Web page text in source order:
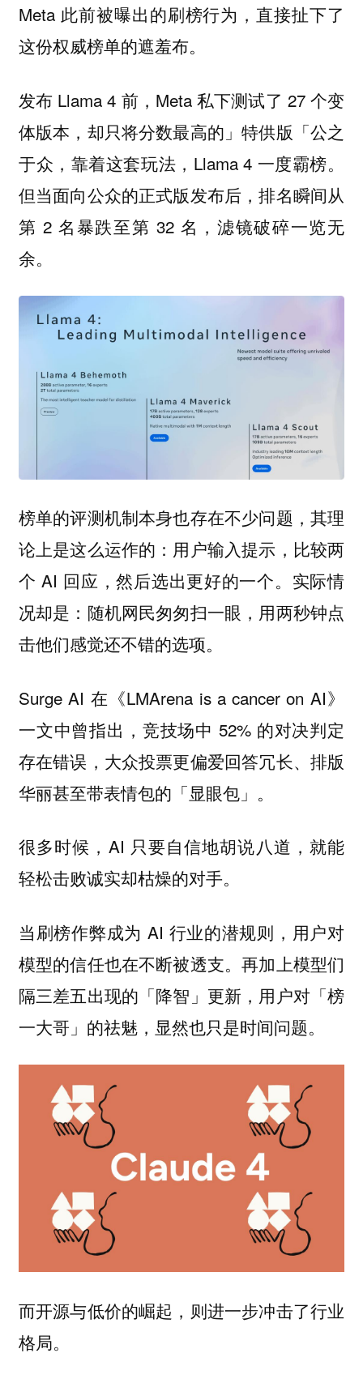
Meta 此前被曝出的刷榜行为，直接扯下了
这份权威榜单的遮羞布。
发布 Llama 4 前，Meta 私下测试了 27 个变
体版本，却只将分数最高的」特供版「公之
于众，靠着这套玩法，Llama 4 一度霸榜。
但当面向公众的正式版发布后，排名瞬间从
第 2 名暴跌至第 32 名，滤镜破碎一览无
余。
榜单的评测机制本身也存在不少问题，其理
论上是这么运作的：用户输入提示，比较两
个 AI 回应，然后选出更好的一个。实际情
况却是：随机网民匆匆扫一眼，用两秒钟点
击他们感觉还不错的选项。
Surge AI 在《LMArena is a cancer on AI》
一文中曾指出，竞技场中 52% 的对决判定
存在错误，大众投票更偏爱回答冗长、排版
华丽甚至带表情包的「显眼包」。
很多时候，AI 只要自信地胡说八道，就能
轻松击败诚实却枯燥的对手。
当刷榜作弊成为 AI 行业的潜规则，用户对
模型的信任也在不断被透支。再加上模型们
隔三差五出现的「降智」更新，用户对「榜
一大哥」的祛魅，显然也只是时间问题。
而开源与低价的崛起，则进一步冲击了行业
格局。